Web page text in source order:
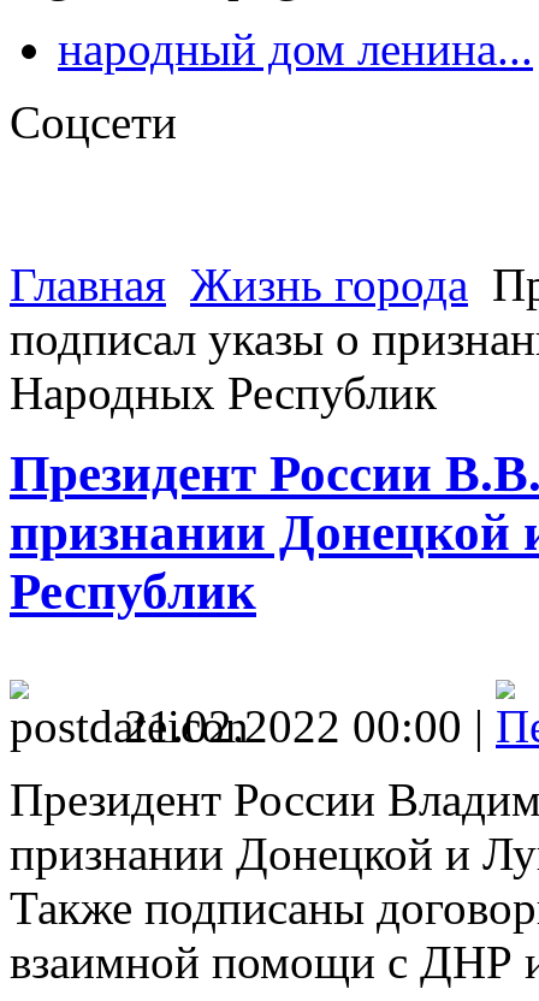
народный дом ленина...
Соцсети
Главная Жизнь города
подписал указы о
Народных Республик
Президент России
признании Донецкой
Республик
21.02.2022 00:00 |
Президент России
признании Донецкой и
Также подписаны
взаимной помощи с ДНР